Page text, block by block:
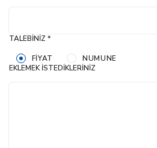
TALEBINIZ *
FIYAT
NUMUNE
EKLEMEK İSTEDIKLERINIZ